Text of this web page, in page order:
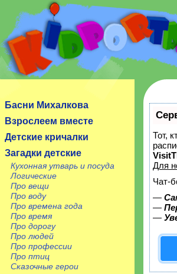
Сайт посвящен детям, их родителям,
Басни Михалкова
Взрослеем вместе
Детские кричалки
Загадки детские
Кухонная утварь и посуда
Логические
Про вещи
Про воду
Про времена года
Про время
Про дорогу
Про людей
Про профессии
Про птиц
Сказочные герои
Тот,
Для
Чат-
—
—
—